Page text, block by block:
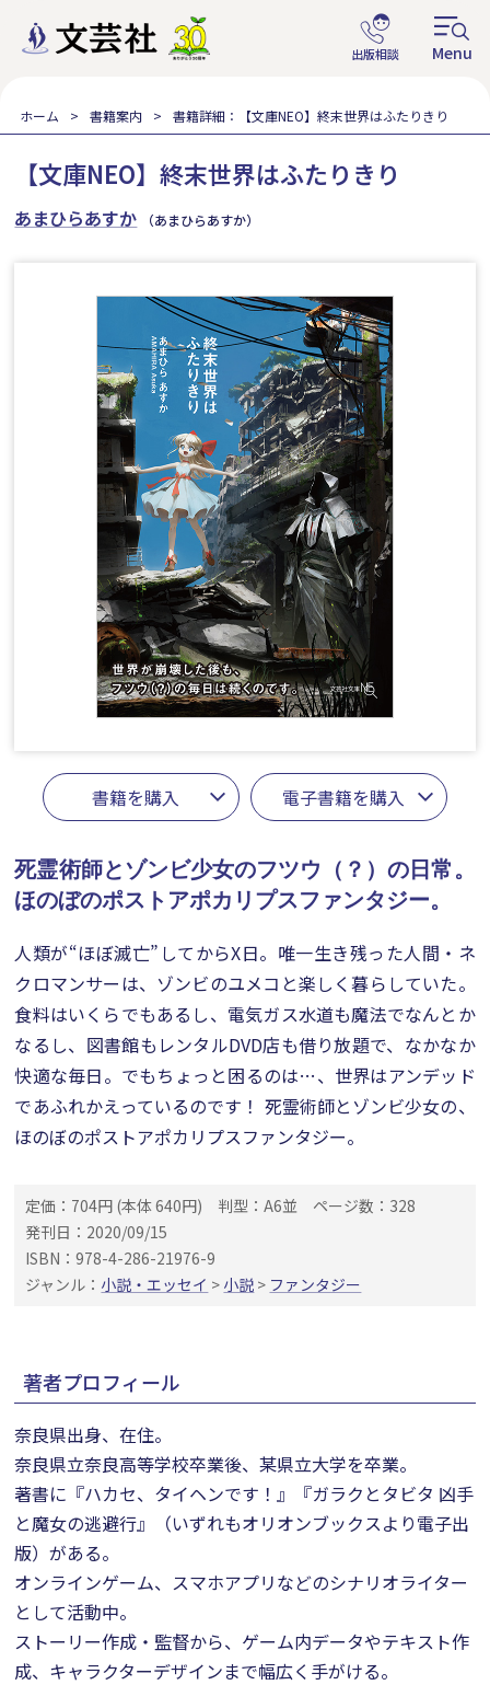
ホーム 書籍案内 書籍詳細：【文庫NEO】終末世界はふたりきり
【文庫NEO】終末世界はふたりきり
あまひらあすか （あまひらあすか）
書籍を購入 電子書籍を購入
死霊術師とゾンビ少女のフツウ（？）の日常。
ほのぼのポストアポカリプスファンタジー。
人類が“ほぼ滅亡”してからX日。唯一生き残った人間・ネ
クロマンサーは、ゾンビのユメコと楽しく暮らしていた。
食料はいくらでもあるし、電気ガス水道も魔法でなんとか
なるし、図書館もレンタルDVD店も借り放題で、なかなか
快適な毎日。でもちょっと困るのは…、世界はアンデッド
であふれかえっているのです！ 死霊術師とゾンビ少女の、
ほのぼのポストアポカリプスファンタジー。
定価：704円 (本体 640円) 判型：A6並
ページ数：328
発刊日：2020/09/15
ISBN：978-4-286-21976-9
ジャンル： 小説・エッセイ > 小説 > ファンタジー
著者プロフィール
奈良県出身、在住。
奈良県立奈良高等学校卒業後、某県立大学を卒業。
著書に『ハカセ、タイヘンです！』『ガラクとタビタ 凶手
と魔女の逃避行』（いずれもオリオンブックスより電子出
版）がある。
オンラインゲーム、スマホアプリなどのシナリオライター
として活動中。
ストーリー作成・監督から、ゲーム内データやテキスト作
成、キャラクターデザインまで幅広く手がける。